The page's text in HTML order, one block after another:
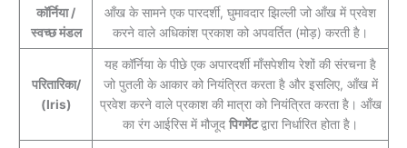
कॉर्निया /
स्वच्छ मंडल
आँख के सामने एक पारदर्शी, घुमावदार झिल्ली जो आँख में प्रवेश
करने वाले अधिकांश प्रकाश को अपवर्तित (मोड़) करती है।
परितारिका/
(Iris)
यह कॉर्निया के पीछे एक अपारदर्शी माँसपेशीय रेशों की संरचना है
जो पुतली के आकार को नियंत्रित करता है और इसलिए, आँख में
प्रवेश करने वाले प्रकाश की मात्रा को नियंत्रित करता है। आँख
का रंग आईरिस में मौजूद पिगमेंटद्वारा निर्धारित होता है।